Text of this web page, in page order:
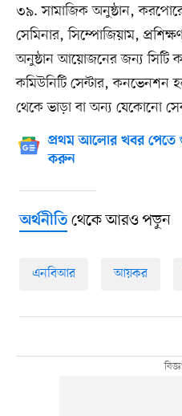
৩৯. সামাজিক অনুষ্ঠান,
সেমিনার, সিম্পোজিয়াম,
অনুষ্ঠান আয়োজনের জন্য সিটি
কমিউনিটি সেন্টার, কনভেনশন
থেকে ভাড়া বা অন্য যেকোনো
প্রথম আলোর খবর পেতে
করুন
অর্থনীতিথেকে আরও পড়ুন
এনবিআর আয়কর